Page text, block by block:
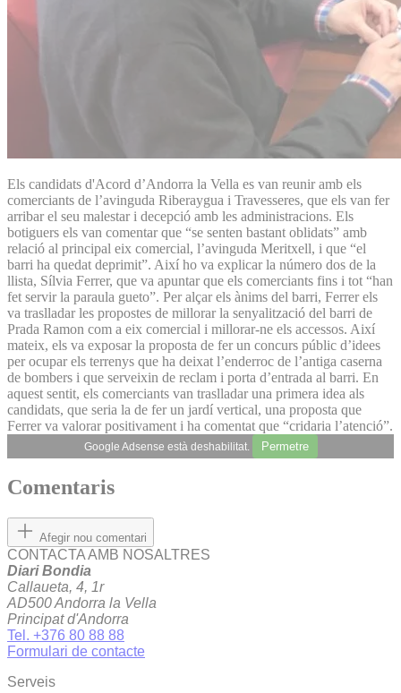
Els candidats d'Acord d’Andorra la Vella es van reunir amb els
comerciants de l’avinguda Riberaygua i Travesseres, que els van fer
arribar el seu malestar i decepció amb les administracions. Els
botiguers els van comentar que “se senten bastant oblidats” amb
relació al principal eix comercial, l’avinguda Meritxell, i que “el
barri ha quedat deprimit”. Així ho va explicar la número dos de la
llista, Sílvia Ferrer, que va apuntar que els comerciants fins i tot “han
fet servir la paraula gueto”. Per alçar els ànims del barri, Ferrer els
va traslladar les propostes de millorar la senyalització del barri de
Prada Ramon com a eix comercial i millorar-ne els accessos. Així
mateix, els va exposar la proposta de fer un concurs públic d’idees
per ocupar els terrenys que ha deixat l’enderroc de l’antiga caserna
de bombers i que serveixin de reclam i porta d’entrada al barri. En
aquest sentit, els comerciants van traslladar una primera idea als
candidats, que seria la de fer un jardí vertical, una proposta que
Ferrer va valorar positivament i ha comentat que “cridaria l’atenció”.
Google Adsense està deshabilitat. Permetre
Comentaris
Afegir nou comentari
CONTACTA AMB NOSALTRES
Diari Bondia
Callaueta, 4, 1r
AD500 Andorra la Vella
Principat d'Andorra
Tel. +376 80 88 88
Formulari de contacte
Serveis